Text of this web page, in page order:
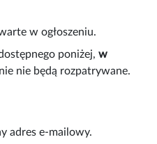
w ogłoszeniu.
poniżej, w
nie będą rozpatrywane.
adres e-mailowy.